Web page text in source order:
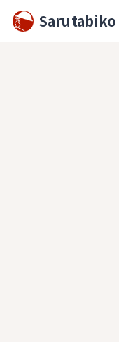
Sarutabiko